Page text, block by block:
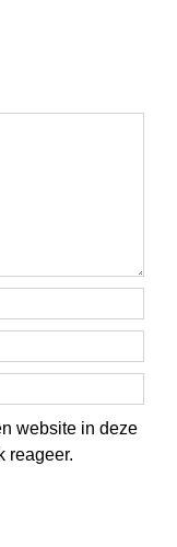
website in deze
reageer.